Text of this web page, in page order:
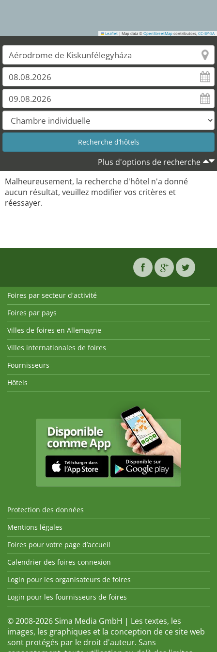
Leaflet | Map data © OpenStreetMap contributors, CC-BY-SA
Plus d'options de recherche
Malheureusement, la recherche d'hôtel n'a donné
aucun résultat, veuillez modifier vos critères et
réessayer.
Foires par secteur d'activité
Foires par pays
Villes de foires en Allemagne
Villes internationales de foires
Fournisseurs
Hôtels
Protection des données
Mentions légales
Foires pour votre page d’accueil
Calendrier des foires connexion
Login pour les organisateurs de foires
Login pour les fournisseurs de foires
© 2008-2026 Sima Media GmbH | Les textes, les
images, les graphiques et la conception de ce site web
sont protégés par le droit d'auteur. Sans